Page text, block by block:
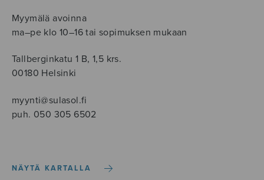
Myymälä avoinna
ma–pe klo 10–16 tai sopimuksen mukaan
Tallberginkatu 1 B, 1,5 krs.
00180 Helsinki
myynti@sulasol.fi
puh. 050 305 6502
NÄYTÄ KARTALLA